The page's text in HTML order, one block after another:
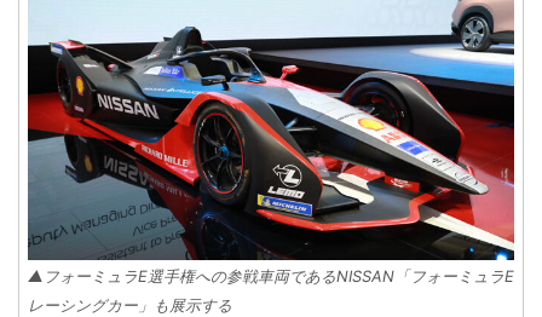
▲フォーミュラE選手権への参戦車両であるNISSAN「フォーミュラE
レーシングカー」も展示する